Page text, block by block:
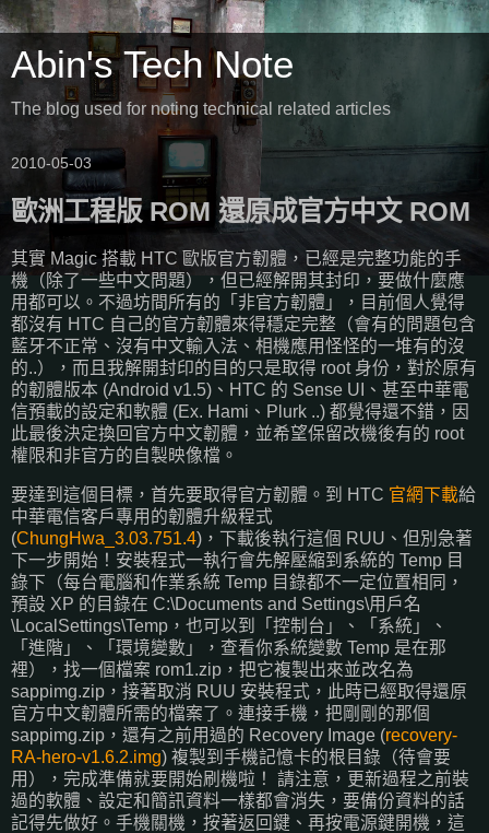
Abin's Tech Note
The blog used for noting technical related articles
2010-05-03
歐洲工程版 ROM 還原成官方中文 ROM
其實 Magic 搭載 HTC 歐版官方韌體，已經是完整功能的手
機（除了一些中文問題），但已經解開其封印，要做什麼應
用都可以。不過坊間所有的「非官方韌體」，目前個人覺得
都沒有 HTC 自己的官方韌體來得穩定完整（會有的問題包含
藍牙不正常、沒有中文輸入法、相機應用怪怪的一堆有的沒
的..），而且我解開封印的目的只是取得 root 身份，對於原有
的韌體版本 (Android v1.5)、HTC 的 Sense UI、甚至中華電
信預載的設定和軟體 (Ex. Hami、Plurk ..) 都覺得還不錯，因
此最後決定換回官方中文韌體，並希望保留改機後有的 root
權限和非官方的自製映像檔。
要達到這個目標，首先要取得官方韌體。到 HTC 官網下載給
中華電信客戶專用的韌體升級程式
(ChungHwa_3.03.751.4)，下載後執行這個 RUU、但別急著
下一步開始！安裝程式一執行會先解壓縮到系統的 Temp 目
錄下（每台電腦和作業系統 Temp 目錄都不一定位置相同，
預設 XP 的目錄在 C:\Documents and Settings\用戶名
\LocalSettings\Temp，也可以到「控制台」、「系統」、
「進階」、「環境變數」，查看你系統變數 Temp 是在那
裡），找一個檔案 rom1.zip，把它複製出來並改名為
sappimg.zip，接著取消 RUU 安裝程式，此時已經取得還原
官方中文韌體所需的檔案了。連接手機，把剛剛的那個
sappimg.zip，還有之前用過的 Recovery Image (recovery-
RA-hero-v1.6.2.img) 複製到手機記憶卡的根目錄（待會要
用），完成準備就要開始刷機啦！ 請注意，更新過程之前裝
過的軟體、設定和簡訊資料一樣都會消失，要備份資料的話
記得先做好。手機關機，按著返回鍵、再按電源鍵開機，這